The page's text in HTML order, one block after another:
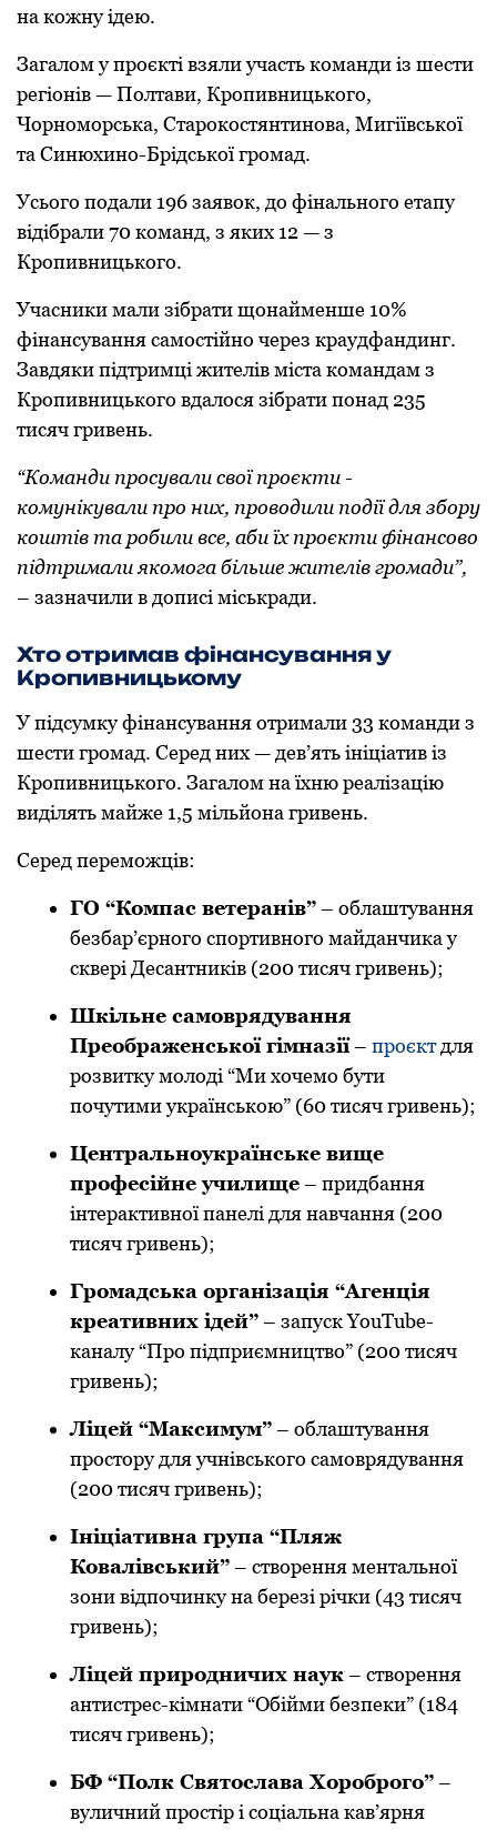
на кожну ідею.
Загалом у проєкті взяли участь команди із шести
регіонів — Полтави, Кропивницького,
Чорноморська, Старокостянтинова, Мигіївської
та Синюхино-Брідської громад.
Усього подали 196 заявок, до фінального етапу
відібрали 70 команд, з яких 12 — з
Кропивницького.
Учасники мали зібрати щонайменше 10%
фінансування самостійно через краудфандинг.
Завдяки підтримці жителів міста командам з
Кропивницького вдалося зібрати понад 235
тисяч гривень.
“Команди просували свої проєкти -
комунікували про них, проводили події для збору
коштів та робили все, аби їх проєкти фінансово
підтримали якомога більше жителів громади”,
– зазначили в дописі міськради.
Хто отримав фінансування у
Кропивницькому
У підсумку фінансування отримали 33 команди з
шести громад. Серед них — дев’ять ініціатив із
Кропивницького. Загалом на їхню реалізацію
виділять майже 1,5 мільйона гривень.
Серед переможців:
ГО “Компас ветеранів”– облаштування
безбар’єрного спортивного майданчика у
сквері Десантників (200 тисяч гривень);
Шкільне самоврядування
Преображенської гімназії– проєктдля
розвитку молоді “Ми хочемо бути
почутими українською” (60 тисяч гривень);
Центральноукраїнське вище
професійне училище– придбання
інтерактивної панелі для навчання (200
тисяч гривень);
Громадська організація “Агенція
креативних ідей”– запуск YouTube-
каналу “Про підприємництво” (200 тисяч
гривень);
Ліцей “Максимум”– облаштування
простору для учнівського самоврядування
(200 тисяч гривень);
Ініціативна група “Пляж
Ковалівський”– створення ментальної
зони відпочинку на березі річки (43 тисяч
гривень);
Ліцей природничих наук – створення
антистрес-кімнати “Обійми безпеки” (184
тисяч гривень);
БФ “Полк Святослава Хороброго”–
вуличний простір і соціальна кав’ярня